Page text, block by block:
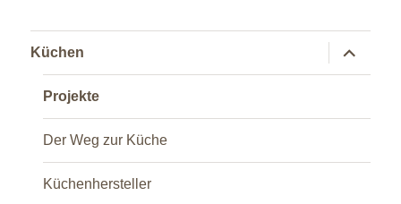
Küchen
anzeigen
Projekte
Der Weg zur Küche
Küchenhersteller